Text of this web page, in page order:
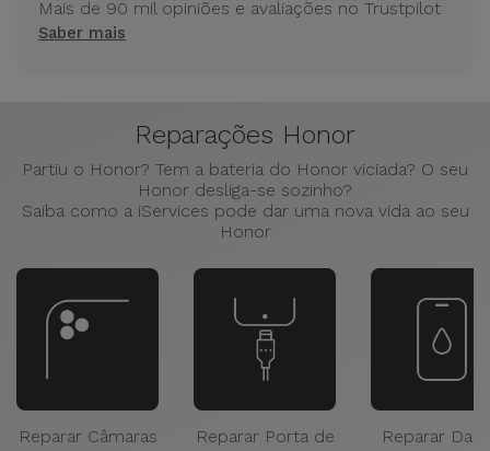
Mais de 90 mil opiniões e avaliações no Trustpilot
Saber mais
Reparações Honor
Partiu o Honor? Tem a bateria do Honor viciada? O seu
Honor desliga-se sozinho?
Saiba como a iServices pode dar uma nova vida ao seu
Honor
Reparar Câmaras
Reparar Porta de
Reparar